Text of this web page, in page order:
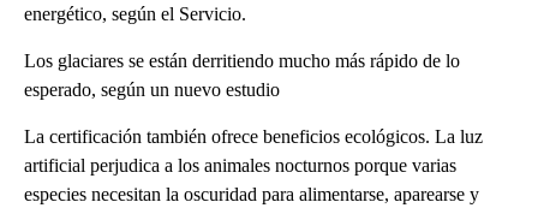
energético, según el Servicio.
Los glaciares se están derritiendo mucho más rápido de lo
esperado, según un nuevo estudio
La certificación también ofrece beneficios ecológicos. La luz
artificial perjudica a los animales nocturnos porque varias
especies necesitan la oscuridad para alimentarse, aparearse y